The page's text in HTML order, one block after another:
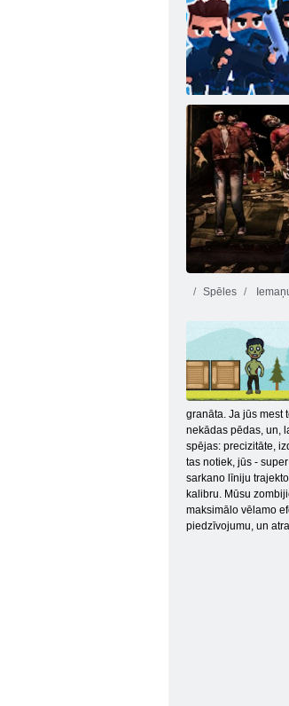
Spēles
granāta. Ja jūs mest
nekādas pēdas, un,
spējas: precizitāte,
tas notiek, jūs -
sarkano līniju
kalibru. Mūsu
maksimālo vēlamo
piedzīvojumu, un